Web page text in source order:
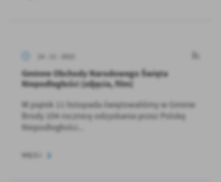
14 - 11 - 2022
Gminne Obchody Narodowego Święta
Niepodległości (zdjęcia, film)
W piątek 11 listopada świętowaliśmy w Gminie
Brody 104 rocznicę odzyskania przez Polskę
Niepodległości...
WIĘCEJ